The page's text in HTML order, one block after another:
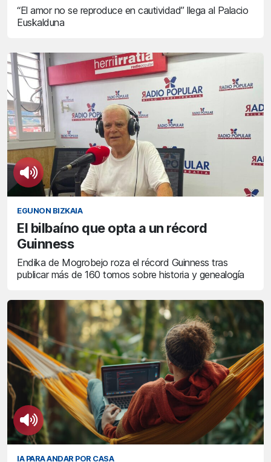
“El amor no se reproduce en cautividad” llega al Palacio
Euskalduna
EGUNON BIZKAIA
El bilbaíno que opta a un récord
Guinness
Endika de Mogrobejo roza el récord Guinness tras
publicar más de 160 tomos sobre historia y genealogía
IA PARA ANDAR POR CASA